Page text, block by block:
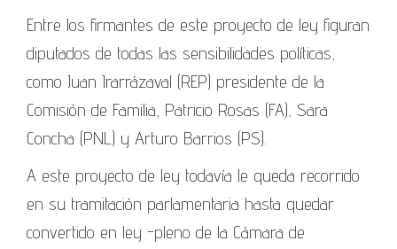
Entre los firmantes de este proyecto de ley figuran
diputados de todas las sensibilidades políticas,
como Juan Irarrázaval (REP) presidente de la
Comisión de Familia, Patricio Rosas (FA), Sara
Concha (PNL) y Arturo Barrios (PS).
A este proyecto de ley todavía le queda recorrido
en su tramitación parlamentaria hasta quedar
convertido en ley -pleno de la Cámara de